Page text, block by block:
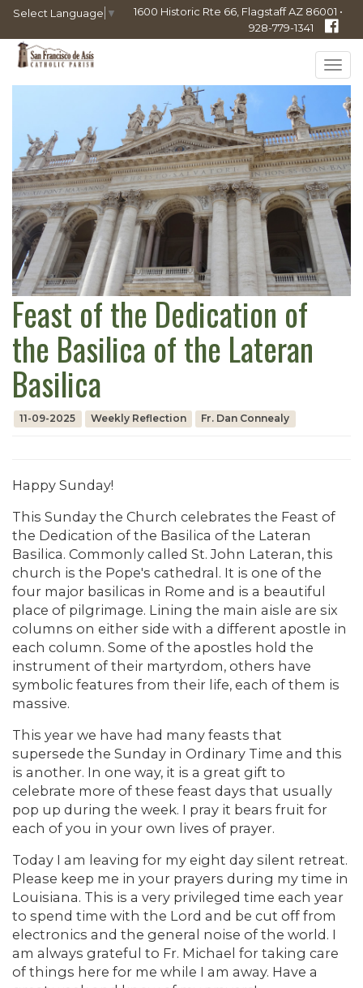
Select Language ▼
1600 Historic Rte 66, Flagstaff AZ 86001 •
928-779-1341
Feast of the Dedication of
the Basilica of the Lateran
Basilica
11-09-2025 Weekly Reflection Fr. Dan Connealy
Happy Sunday!
This Sunday the Church celebrates the Feast of
the Dedication of the Basilica of the Lateran
Basilica. Commonly called St. John Lateran, this
church is the Pope's cathedral. It is one of the
four major basilicas in Rome and is a beautiful
place of pilgrimage. Lining the main aisle are six
columns on either side with a different apostle in
each column. Some of the apostles hold the
instrument of their martyrdom, others have
symbolic features from their life, each of them is
massive.
This year we have had many feasts that
supersede the Sunday in Ordinary Time and this
is another. In one way, it is a great gift to
celebrate more of these feast days that usually
pop up during the week. I pray it bears fruit for
each of you in your own lives of prayer.
Today I am leaving for my eight day silent retreat.
Please keep me in your prayers during my time in
Louisiana. This is a very privileged time each year
to spend time with the Lord and be cut off from
electronics and the general noise of the world. I
am always grateful to Fr. Michael for taking care
of things here for me while I am away. Have a